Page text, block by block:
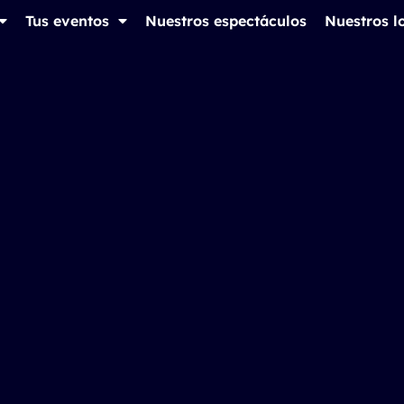
Tus eventos Nuestros espectáculos Nuestros